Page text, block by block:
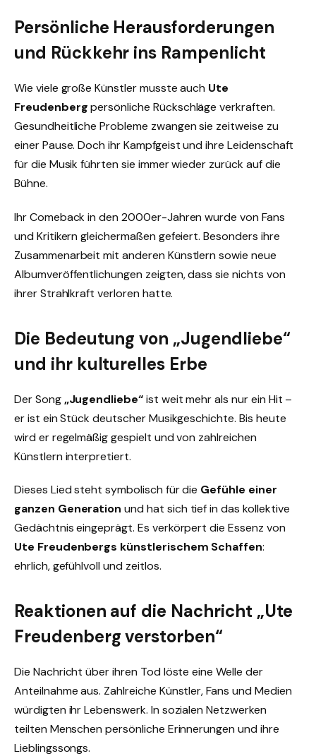
Persönliche Herausforderungen
und Rückkehr ins Rampenlicht
Wie viele große Künstler musste auch Ute
Freudenbergpersönliche Rückschläge verkraften.
Gesundheitliche Probleme zwangen sie zeitweise zu
einer Pause. Doch ihr Kampfgeist und ihre Leidenschaft
für die Musik führten sie immer wieder zurück auf die
Bühne.
Ihr Comeback in den 2000er-Jahren wurde von Fans
und Kritikern gleichermaßen gefeiert. Besonders ihre
Zusammenarbeit mit anderen Künstlern sowie neue
Albumveröffentlichungen zeigten, dass sie nichts von
ihrer Strahlkraft verloren hatte.
Die Bedeutung von „Jugendliebe“
und ihr kulturelles Erbe
Der Song„Jugendliebe“ist weit mehr als nur ein Hit –
er ist ein Stück deutscher Musikgeschichte. Bis heute
wird er regelmäßig gespielt und von zahlreichen
Künstlern interpretiert.
Dieses Lied steht symbolisch für die Gefühle einer
ganzen Generation und hat sich tief in das kollektive
Gedächtnis eingeprägt. Es verkörpert die Essenz von
Ute Freudenbergs künstlerischem Schaffen:
ehrlich, gefühlvoll und zeitlos.
Reaktionen auf die Nachricht „Ute
Freudenberg verstorben“
Die Nachricht über ihren Tod löste eine Welle der
Anteilnahme aus. Zahlreiche Künstler, Fans und Medien
würdigten ihr Lebenswerk. In sozialen Netzwerken
teilten Menschen persönliche Erinnerungen und ihre
Lieblingssongs.